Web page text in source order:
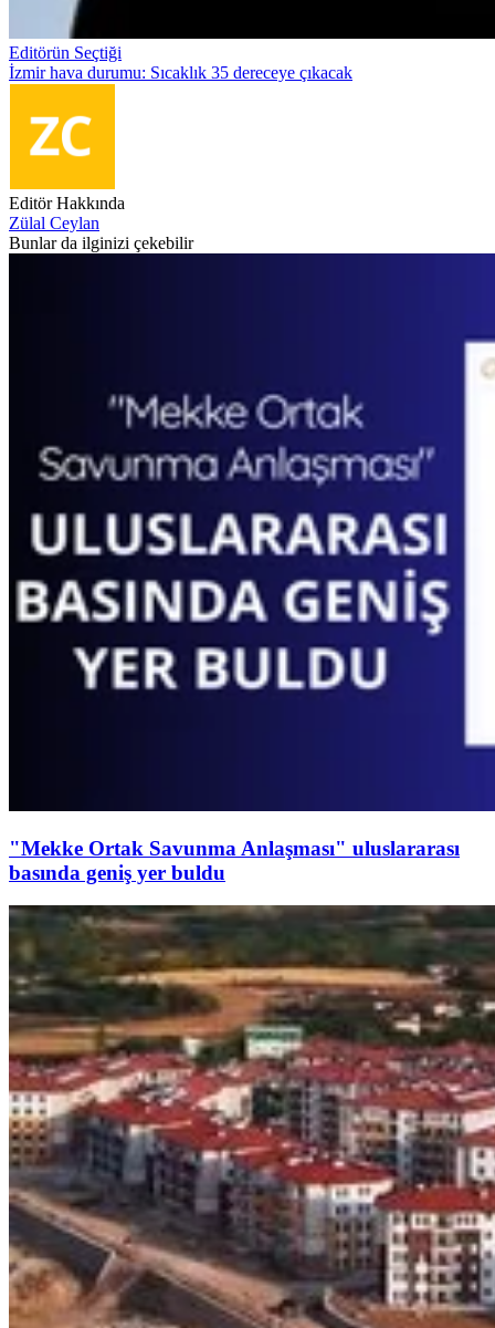
Editörün Seçtiği
İzmir hava durumu: Sıcaklık 35 dereceye çıkacak
Editör Hakkında
Zülal Ceylan
Bunlar da ilginizi çekebilir
"Mekke Ortak Savunma Anlaşması" uluslararası
basında geniş yer buldu